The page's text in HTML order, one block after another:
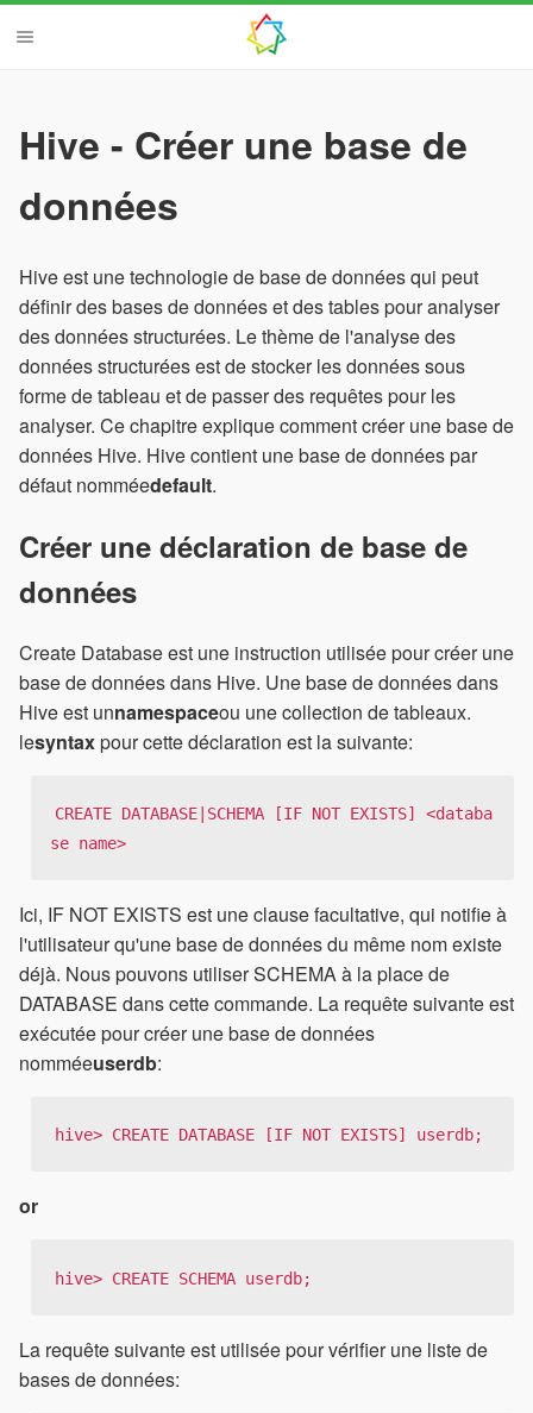
Hive - Créer une base de
données
Hive est une technologie de base de données qui peut
définir des bases de données et des tables pour analyser
des données structurées. Le thème de l'analyse des
données structurées est de stocker les données sous
forme de tableau et de passer des requêtes pour les
analyser. Ce chapitre explique comment créer une base de
données Hive. Hive contient une base de données par
défaut nomméedefault.
Créer une déclaration de base de
données
Create Database est une instruction utilisée pour créer une
base de données dans Hive. Une base de données dans
Hive est unnamespaceou une collection de tableaux.
lesyntaxpour cette déclaration est la suivante:
CREATE DATABASE|SCHEMA [IF NOT EXISTS] <databa
se name>
Ici, IF NOT EXISTS est une clause facultative, qui notifie à
l'utilisateur qu'une base de données du même nom existe
déjà. Nous pouvons utiliser SCHEMA à la place de
DATABASE dans cette commande. La requête suivante est
exécutée pour créer une base de données
nomméeuserdb:
hive> CREATE DATABASE [IF NOT EXISTS] userdb;
or
hive> CREATE SCHEMA userdb;
La requête suivante est utilisée pour vérifier une liste de
bases de données: